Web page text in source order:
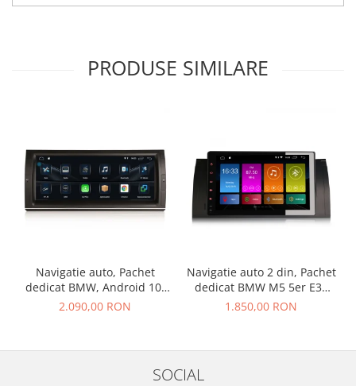
PRODUSE SIMILARE
Navigatie auto, Pachet
dedicat BMW, Android 10,
GPS, WIFI,DAB+, 2GB RAM,
2.090,00 RON
Navigatie auto 2 din, Pachet
dedicat BMW M5 5er E39
E53 X5, Android 10 ,
Ram,16GB memorie interna
1.850,00 RON
SOCIAL